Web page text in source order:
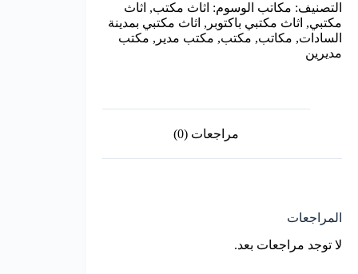
التصنيف: مكاتب الوسوم: اثاث مكتب, اثاث
مكتبي, اثاث مكتبي باكتوبر , اثاث مكتبي بمدينة
السادات, مكاتب, مكتب, مكتب مدير , مكتب
مديرين
مراجعات (0)
المراجعات
لا توجد مراجعات بعد.